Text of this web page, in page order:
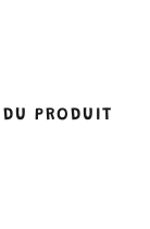
DU PRODUIT